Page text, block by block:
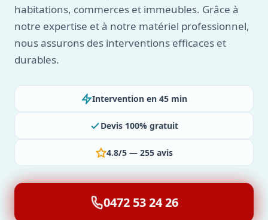
habitations, commerces et immeubles. Grâce à
notre expertise et à notre matériel professionnel,
nous assurons des interventions efficaces et
durables.
Intervention en 45 min
Devis 100% gratuit
4.8/5 — 255 avis
0472 53 24 26